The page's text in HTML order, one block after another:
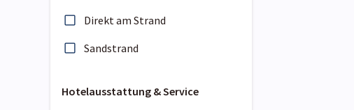
Direkt am Strand
Sandstrand
Hotelausstattung & Service